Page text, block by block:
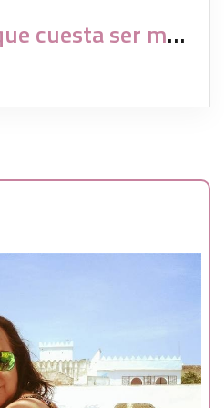
¿Cuánto crees que cuesta ser madre sin pareja con un tratamiento de reproducción asistida?